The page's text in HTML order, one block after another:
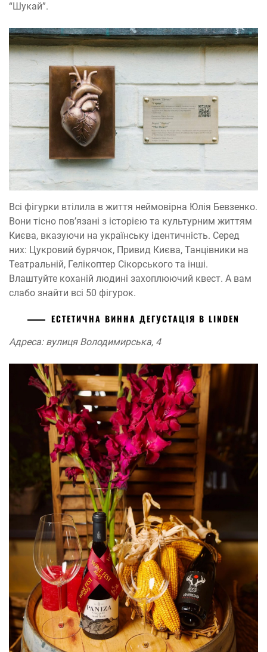
“Шукай”.
Всі фігурки втілила в життя неймовірна Юлія Бевзенко.
Вони тісно пов’язані з історією та культурним життям
Києва, вказуючи на українську ідентичність. Серед
них: Цукровий бурячок, Привид Києва, Танцівники на
Театральній, Гелікоптер Сікорського та інші.
Влаштуйте коханій людині захоплюючий квест. А вам
слабо знайти всі 50 фігурок.
ЕСТЕТИЧНА ВИННА ДЕГУСТАЦІЯ В LINDEN
Адреса: вулиця Володимирська, 4